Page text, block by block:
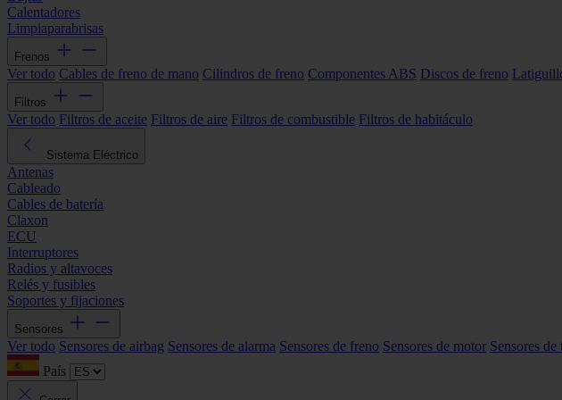
Calentadores
Limpiaparabrisas
Frenos
Ver todo Cables de freno de mano Cilindros de freno Componentes ABS Discos de freno
Filtros
Ver todo Filtros de aceite Filtros de aire Filtros de combustible Filtros de habitáculo
Sistema Eléctrico
Antenas
Cableado
Cables de batería
Claxon
ECU
Interruptores
Radios y altavoces
Relés y fusibles
Soportes y fijaciones
Sensores
Ver todo Sensores de airbag Sensores de alarma Sensores de freno Sensores de motor Sensores de
País